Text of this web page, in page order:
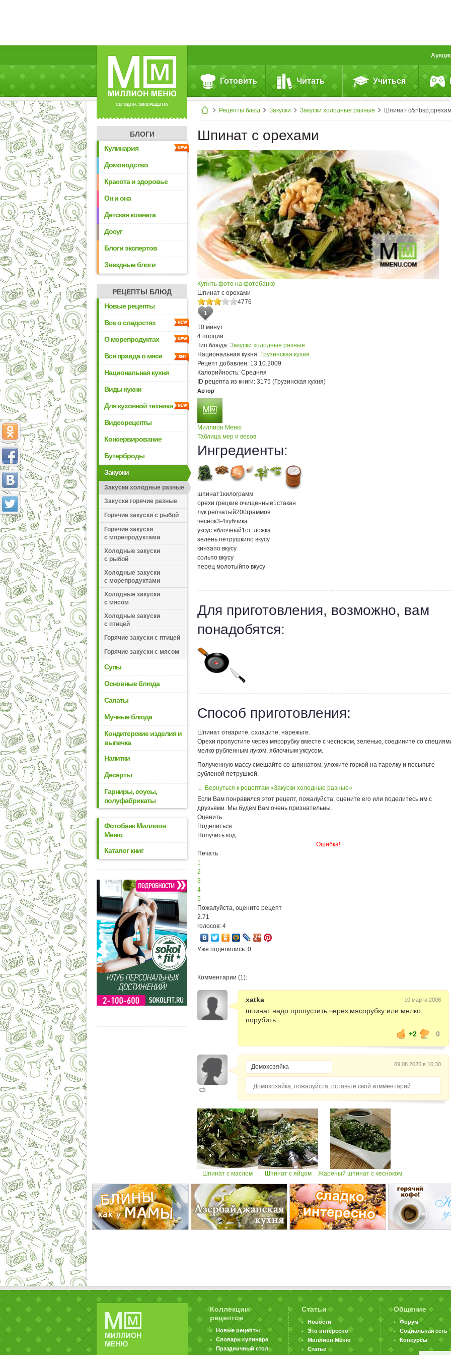
СЕГОДНЯ: 39142 РЕЦЕПТА
Готовить Читать Учиться
Рецепты блюд Закуски Закуски холодные разные Шпинат
БЛОГИ
Кулинария
Домоводство
Красота и здоровье
Он и она
Детская комната
Досуг
Блоги экспертов
Звездные блоги
РЕЦЕПТЫ БЛЮД
Новые рецепты
Все о сладостях
О морепродуктах
Вся правда о мясе
Национальная кухня
Виды кухни
Для кухонной техники
Видеорецепты
Консервирование
Бутерброды
Закуски
Закуски холодные разные
Закуски горячие разные
Горячие закуски с рыбой
Горячие закуски
с морепродуктами
Холодные закуски
с рыбой
Холодные закуски
с морепродуктами
Холодные закуски
с мясом
Холодные закуски
с птицей
Горячие закуски с птицей
Горячие закуски с мясом
Супы
Основные блюда
Салаты
Мучные блюда
Кондитерские изделия и
выпечка
Напитки
Десерты
Гарниры, соусы,
полуфабрикаты
Фотобанк Миллион
Меню
Каталог книг
Шпинат с орехами
Купить фото на фотобанке
Шпинат с орехами
4776
1
10 минут
4 порции
Тип блюда: Закуски холодные разные
Национальная кухня: Грузинская кухня
Рецепт добавлен: 13.10.2009
Калорийность: Средняя
ID рецепта из книги: 3175 (Грузинская кухня)
Автор
Миллион Меню
Таблица мер и весов
Ингредиенты:
шпинат1 килограмм
орехи грецкие очищенные1 стакан
лук репчатый200граммов
чеснок3-4зубчика
уксус яблочный1 ст. ложка
зелень петрушкипо вкусу
кинзапо вкусу
сольпо вкусу
перец молотыйпо вкусу
Для приготовления, возможно, вам
понадобятся:
Способ приготовления:
Шпинат отварите, охладите, нарежьте.
Орехи пропустите через мясорубку вместе с чесноком, зеленью, соедините со
мелко рубленным луком, яблочным уксусом.
Полученную массу смешайте со шпинатом, уложите горкой на тарелку и посыпьте
рубленой петрушкой.
← Вернуться к рецептам «Закуски холодные разные»
Если Вам понравился этот рецепт, пожалуйста, оцените его или поделитесь им с
друзьями. Мы будем Вам очень признательны.
Оценить
Поделиться
Получить код
Ошибка!
Печать
1
2
3
4
5
Пожалуйста, оцените рецепт
2.71
голосов: 4
Уже поделились: 0
Комментарии (1):
xatka 10 марта 2008
шпинат надо пропустить через мясорубку или мелко
порубить
+2
0
09.08.2026 в 10:30
Домохозяйка, пожалуйста, оставьте свой комментарий...
Шпинат с маслом Шпинат с яйцом Жареный шпинат с чесноком
Коллекции
рецептов
Новые рецепты
Словарь кулинара
Праздничный стол
Статьи
Новости
Это интересно
Миллион Меню
Статьи
Общение
Форум
Социальная сеть
Конкурсы